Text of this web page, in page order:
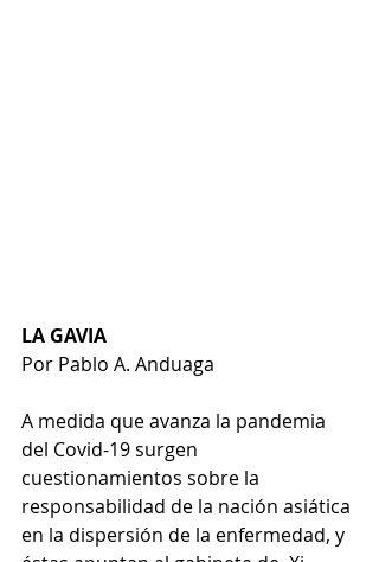
LA GAVIA
Por Pablo A. Anduaga
A medida que avanza la pandemia
del Covid-19 surgen
cuestionamientos sobre la
responsabilidad de la nación asiática
en la dispersión de la enfermedad, y